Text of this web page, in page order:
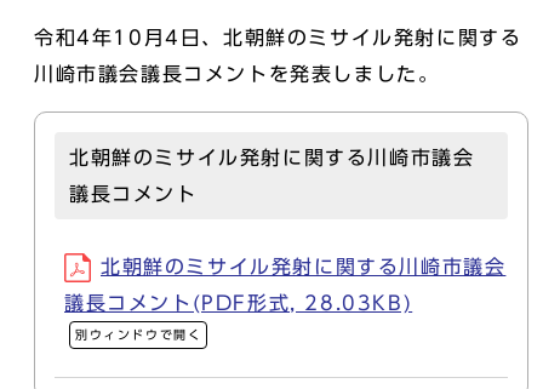
令和4年10月4日、北朝鮮のミサイル発射に関する
川崎市議会議長コメントを発表しました。
北朝鮮のミサイル発射に関する川崎市議会
議長コメント
北朝鮮のミサイル発射に関する川崎市議会
議長コメント(PDF形式, 28.03KB)
別ウィンドウで開く